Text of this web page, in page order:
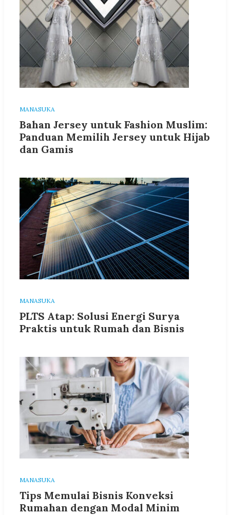
MANASUKA
Bahan Jersey untuk Fashion Muslim:
Panduan Memilih Jersey untuk Hijab
dan Gamis
MANASUKA
PLTS Atap: Solusi Energi Surya
Praktis untuk Rumah dan Bisnis
MANASUKA
Tips Memulai Bisnis Konveksi
Rumahan dengan Modal Minim